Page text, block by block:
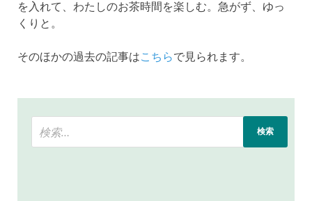
を入れて、わたしのお茶時間を楽しむ。急がず、ゆっ
くりと。
そのほかの過去の記事はこちらで見られます。